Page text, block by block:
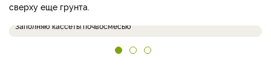
сверху еще грунта.
Заполняю кассеты почвосмесью